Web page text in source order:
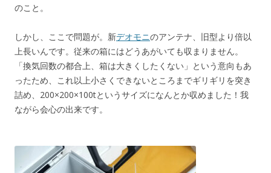
のこと。
しかし、ここで問題が。新デオモニのアンテナ、旧型より倍以
上長いんです。従来の箱にはどうあがいても収まりません。
「換気回数の都合上、箱は大きくしたくない」という意向もあ
ったため、これ以上小さくできないところまでギリギリを突き
詰め、200×200×100tというサイズになんとか収めました！我
ながら会心の出来です。